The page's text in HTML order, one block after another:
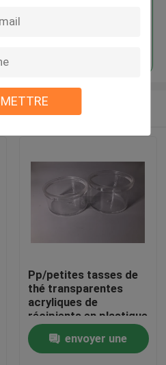
Pp/petites tasses de
thé transparentes
acryliques de
récipients en plastique
20g 30g 50g
envoyer une